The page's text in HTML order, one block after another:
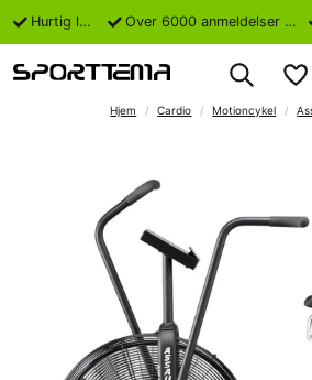
Hurtig levering Over 6000 anmeldelser på Trustpilot
Hjem Cardio Motioncykel